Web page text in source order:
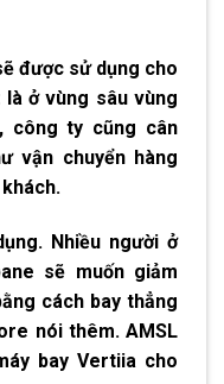
được sử dụng cho
ở vùng sâu vùng
công ty cũng cân
vận chuyển hàng
Nhiều người ở
sẽ muốn giảm
cách bay thẳng
nói thêm. AMSL
bay Vertiia cho